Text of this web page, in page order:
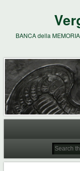
BANCA della